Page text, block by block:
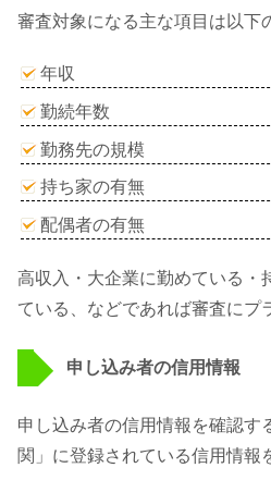
審査対象になる主な項目は以下
年収
勤続年数
勤務先の規模
持ち家の有無
配偶者の有無
高収入・大企業に勤めている・
ている、などであれば審査にプ
申し込み者の信用情報
申し込み者の信用情報を確認す
関」に登録されている信用情報